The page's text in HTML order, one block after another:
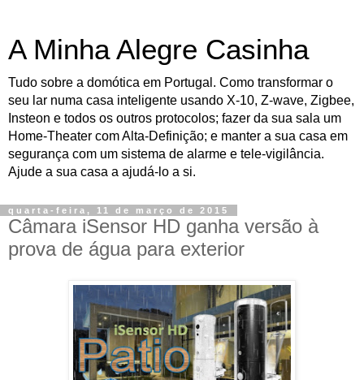
A Minha Alegre Casinha
Tudo sobre a domótica em Portugal. Como transformar o
seu lar numa casa inteligente usando X-10, Z-wave, Zigbee,
Insteon e todos os outros protocolos; fazer da sua sala um
Home-Theater com Alta-Definição; e manter a sua casa em
segurança com um sistema de alarme e tele-vigilância.
Ajude a sua casa a ajudá-lo a si.
quarta-feira, 11 de março de 2015
Câmara iSensor HD ganha versão à
prova de água para exterior